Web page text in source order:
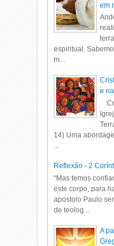
em
espiritual.
m...
e
14) Uma
Reflexão - 2
“Mas temos
este corpo, para
apostolo Paulo
de teolog...
A